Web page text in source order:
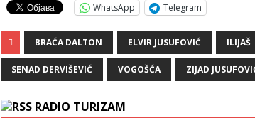
WhatsApp
Telegram
BRAĆA DALTON ELVIR JUSUFOVIĆ ILIJAŠ
SENAD DERVIŠEVIĆ VOGOŠĆA ZIJAD
RADIO TURIZAM